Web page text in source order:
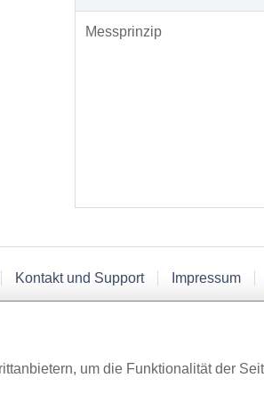
Messprinzip
Kontakt und Support Impressum
um die Funktionalität der